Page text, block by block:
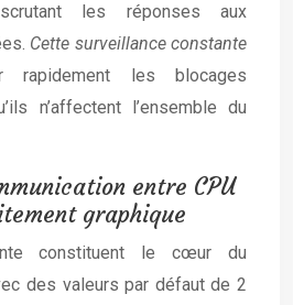
les réponses aux
Cette surveillance constante
rapidement les blocages
n’affectent l’ensemble du
entre CPU
graphique
constituent le cœur du
des valeurs par défaut de 2